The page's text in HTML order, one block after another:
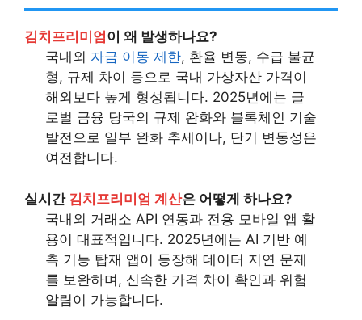
김치프리미엄 이 왜 발생하나요?
국내외 자금 이동 제한, 환율 변동, 수급 불균
형, 규제 차이 등으로 국내 가상자산 가격이
해외보다 높게 형성됩니다. 2025년에는 글
로벌 금융 당국의 규제 완화와 블록체인 기술
발전으로 일부 완화 추세이나, 단기 변동성은
여전합니다.
실시간 김치프리미엄 계산은 어떻게 하나요?
국내외 거래소 API 연동과 전용 모바일 앱 활
용이 대표적입니다. 2025년에는 AI 기반 예
측 기능 탑재 앱이 등장해 데이터 지연 문제
를 보완하며, 신속한 가격 차이 확인과 위험
알림이 가능합니다.